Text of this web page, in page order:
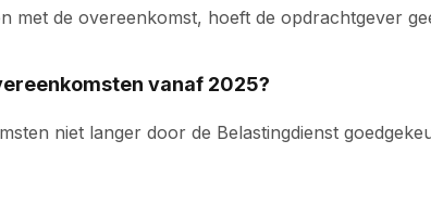
met de overeenkomst, hoeft de opdrachtgever
vanaf 2025?
niet langer door de Belastingdienst